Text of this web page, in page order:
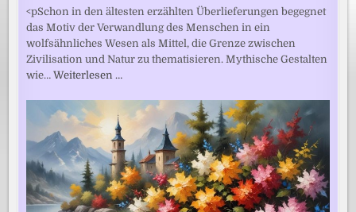
<pSchon in den ältesten erzählten Überlieferungen begegnet
das Motiv der Verwandlung des Menschen in ein
wolfsähnliches Wesen als Mittel, die Grenze zwischen
Zivilisation und Natur zu thematisieren. Mythische Gestalten
wie…Weiterlesen …